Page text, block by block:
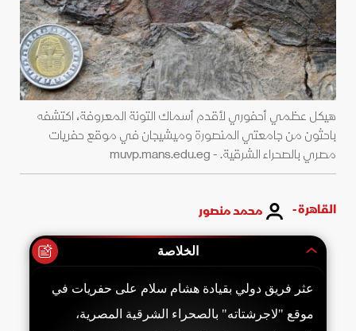
هيكل عظمي أحفوري لأقدم أسماك التونة المعروفة، اكتشفه
باحثون من جامعتي المنصورة وميشيجان في موقع حفريات
مصري بالصحراء الشرقية. - muvp.mans.edu.eg
القاهرة - محمد منصور
الخلاصة
عثر فريق دولي بقيادة هشام سلام على حفريات في
موقع "لاجرشتاته" بالصحراء الشرقية المصرية،